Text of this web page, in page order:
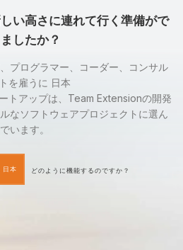
い高さに連れて行く準備がで
したか？
プログラマー、コーダー、コンサル
を雇うに 日本
トアップは、Team Extensionの開発
なソフトウェアプロジェクトに選ん
でいます。
日本 どのように機能するのですか？